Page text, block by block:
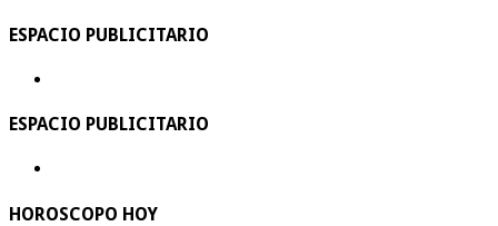
ESPACIO PUBLICITARIO
ESPACIO PUBLICITARIO
HOROSCOPO HOY